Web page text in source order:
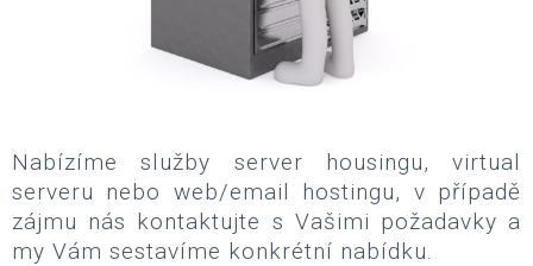
Nabízíme služby server housingu, virtual
serveru nebo web/email hostingu, v případě
zájmu nás kontaktujte s Vašimi požadavky a
my Vám sestavíme konkrétní nabídku.